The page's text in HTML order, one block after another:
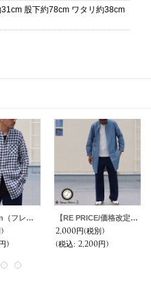
股下約78cm ワタリ約38cm
French Linen（フレンチリネン）ルーズFIT バンドカラー 長袖シャツ【MADE IN JAPAN】『日本製』/ Upscape Audience
)
【RE PRICE/価格改定】コットンリネンダンガリー ローマシャツコート【MADE IN JAPAN】『日本製』/ Upscape Audience
2,000円(税別)
(税込: 2,200円)